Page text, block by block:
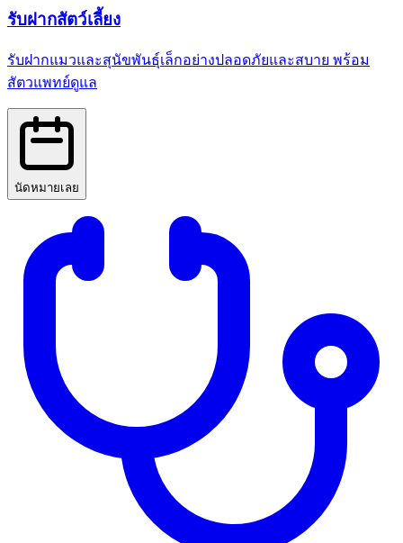
รับฝากสัตว์เลี้ยง
รับฝากแมวและสุนัขพันธุ์เล็กอย่างปลอดภัยและสบาย พร้อม
สัตวแพทย์ดูแล
นัดหมายเลย